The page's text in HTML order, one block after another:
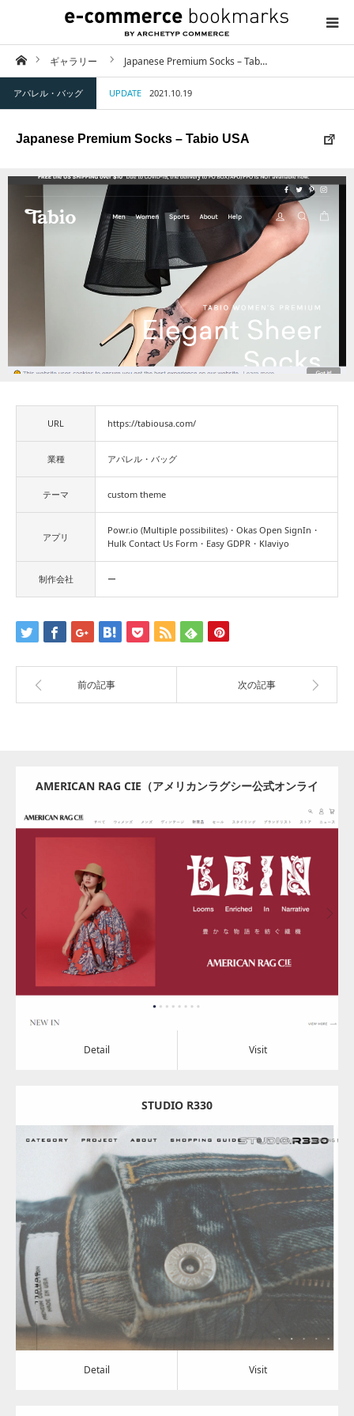
ホームギャラリー Japanese Premium Socks – Tab…
アパレル・バッグ UPDATE 2021.10.19
Japanese Premium Socks – Tabio USA
URL https://tabiousa.com/
業種 アパレル・バッグ
テーマ custom theme
アプリ
Powr.io (Multiple possibilites)・Okas Open SignIn・
Hulk Contact Us Form・Easy GDPR・Klaviyo
制作会社 ー
前の記事 次の記事
AMERICAN RAG CIE（アメリカンラグシー公式オンライ
ンストア）
2024.08.08
アパレル・バッグ
Detail Visit
Detail Visit
STUDIO R330
Update: 2024.08.07
Category:アパレル・バッグ
Detail Visit
Detail Visit
TOP
ABOUT